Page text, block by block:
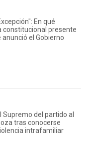
En qué
constitucional presente
el Gobierno
Supremo del partido al
tras conocerse
intrafamiliar